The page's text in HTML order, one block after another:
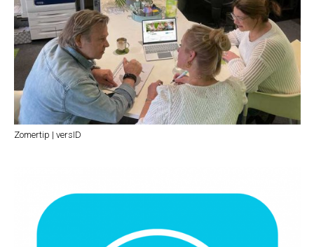
Zomertip | versID